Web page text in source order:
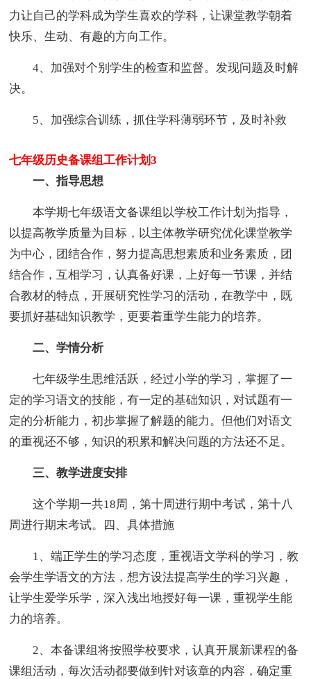
力让自己的学科成为学生喜欢的学科，让课堂教学朝着
快乐、生动、有趣的方向工作。
4、加强对个别学生的检查和监督。发现问题及时解
决。
5、加强综合训练，抓住学科薄弱环节，及时补救
七年级历史备课组工作计划3
一、指导思想
本学期七年级语文备课组以学校工作计划为指导，
以提高教学质量为目标，以主体教学研究优化课堂教学
为中心，团结合作，努力提高思想素质和业务素质，团
结合作，互相学习，认真备好课，上好每一节课，并结
合教材的特点，开展研究性学习的活动，在教学中，既
要抓好基础知识教学，更要着重学生能力的培养。
二、学情分析
七年级学生思维活跃，经过小学的学习，掌握了一
定的学习语文的技能，有一定的基础知识，对试题有一
定的分析能力，初步掌握了解题的能力。但他们对语文
的重视还不够，知识的积累和解决问题的方法还不足。
三、教学进度安排
这个学期一共18周，第十周进行期中考试，第十八
周进行期末考试。四、具体措施
1、端正学生的学习态度，重视语文学科的学习，教
会学生学语文的方法，想方设法提高学生的学习兴趣，
让学生爱学乐学，深入浅出地授好每一课，重视学生能
力的培养。
2、本备课组将按照学校要求，认真开展新课程的备
课组活动，每次活动都要做到针对该章的内容，确定重